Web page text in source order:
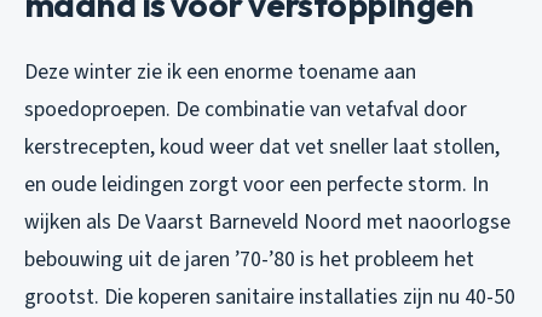
Deze winter zie ik een enorme toename aan
spoedoproepen. De combinatie van vetafval door
kerstrecepten, koud weer dat vet sneller laat stollen,
en oude leidingen zorgt voor een perfecte storm. In
wijken als De Vaarst Barneveld Noord met naoorlogse
bebouwing uit de jaren ’70-’80 is het probleem het
grootst. Die koperen sanitaire installaties zijn nu 40-50